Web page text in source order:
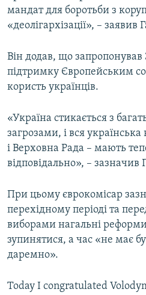
мандат для боротьби з
«деолігархізації», – заявив
Він додав, що
підтримку Європейським
користь українців.
«Україна стикається з
загрозами, і вся
і Верховна Рада – мають
відповідально», – зазначив
При цьому єврокомісар
перехідному періоді та
виборами нагальні
зупинятися, а час «не має
даремно».
Today I congratulated